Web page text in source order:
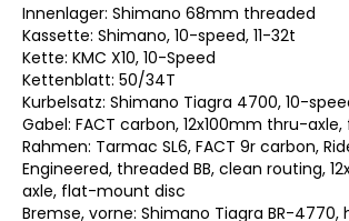
Innenlager: Shimano 68mm threaded
Kassette: Shimano, 10-speed, 11-32t
Kette: KMC X10, 10-Speed
Kettenblatt: 50/34T
Kurbelsatz: Shimano Tiagra 4700, 10-
Gabel: FACT carbon, 12x100mm thru-
Rahmen: Tarmac SL6, FACT 9r carbon,
Engineered, threaded BB, clean routing,
axle, flat-mount disc
Bremse, vorne: Shimano Tiagra BR-4770,